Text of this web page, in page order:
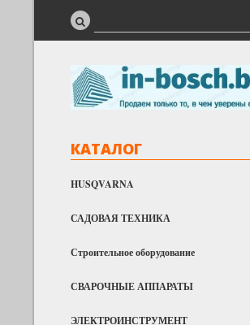
КАТАЛОГ
HUSQVARNA
САДОВАЯ ТЕХНИКА
Строительное оборудование
СВАРОЧНЫЕ АППАРАТЫ
ЭЛЕКТРОИНСТРУМЕНТ